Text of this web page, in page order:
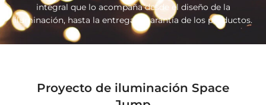
integral que lo acompaña desde el diseño de la
iluminación, hasta la entrega y garantía de los productos.
Proyecto de iluminación Space